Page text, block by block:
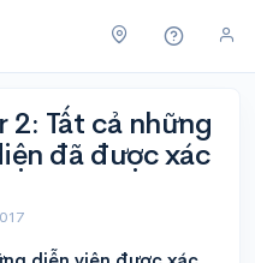
2: Tất cả những
đã được xác